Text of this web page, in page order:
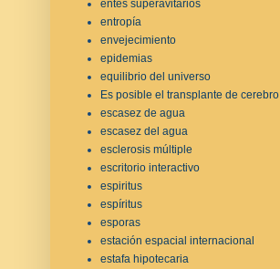
entes superavitarios
entropía
envejecimiento
epidemias
equilibrio del universo
Es posible el transplante de cerebro
escasez de agua
escasez del agua
esclerosis múltiple
escritorio interactivo
espiritus
espíritus
esporas
estación espacial internacional
estafa hipotecaria